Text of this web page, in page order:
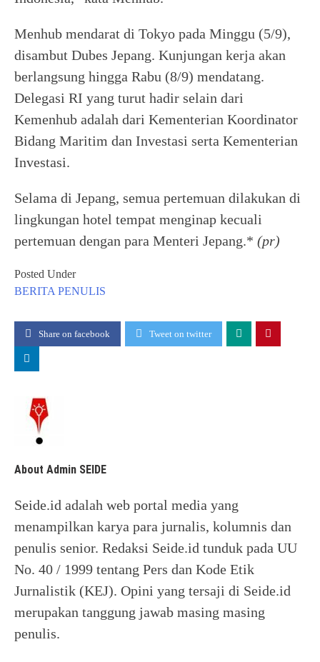
Menhub mendarat di Tokyo pada Minggu (5/9),
disambut Dubes Jepang. Kunjungan kerja akan
berlangsung hingga Rabu (8/9) mendatang.
Delegasi RI yang turut hadir selain dari
Kemenhub adalah dari Kementerian Koordinator
Bidang Maritim dan Investasi serta Kementerian
Investasi.
Selama di Jepang, semua pertemuan dilakukan di
lingkungan hotel tempat menginap kecuali
pertemuan dengan para Menteri Jepang.* (pr)
Posted Under
BERITA PENULIS
Share on facebook Tweet on twitter
About Admin SEIDE
Seide.id adalah web portal media yang
menampilkan karya para jurnalis, kolumnis dan
penulis senior. Redaksi Seide.id tunduk pada UU
No. 40 / 1999 tentang Pers dan Kode Etik
Jurnalistik (KEJ). Opini yang tersaji di Seide.id
merupakan tanggung jawab masing masing
penulis.